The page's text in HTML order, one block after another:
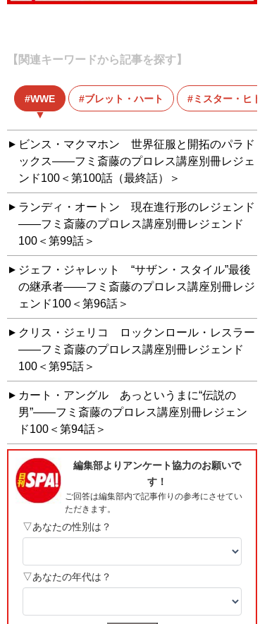
【関連キーワードから記事を探す】
WWE ブレット・ハート ミスター・ヒト
ビンス・マクマホン 世界征服と開拓のパラド
ックス――フミ斎藤のプロレス講座別冊レジェ
ンド100＜第100話（最終話）＞
ランディ・オートン 現在進行形のレジェンド
――フミ斎藤のプロレス講座別冊レジェンド
100＜第99話＞
ジェフ・ジャレット “サザン・スタイル”最後
の継承者――フミ斎藤のプロレス講座別冊レジ
ェンド100＜第96話＞
クリス・ジェリコ ロックンロール・レスラー
――フミ斎藤のプロレス講座別冊レジェンド
100＜第95話＞
カート・アングル あっというまに“伝説の
男”――フミ斎藤のプロレス講座別冊レジェン
ド100＜第94話＞